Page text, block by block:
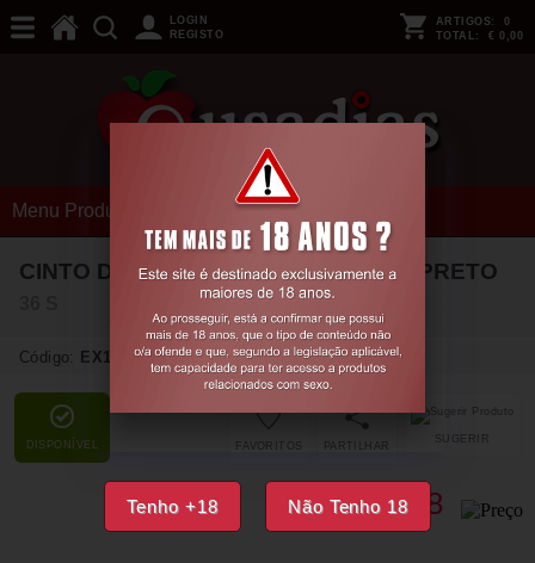
Tenho +18 Não Tenho 18
LOGIN
REGISTO
ARTIGOS: 0
TOTAL: € 0,00
Menu Produtos
CINTO DE LIGAS E TANGA CR-4272 PRETO
Código: EX15198
DISPONÍVEL SUGERIR
PARTILHAR
FAVORITOS
€16, 48